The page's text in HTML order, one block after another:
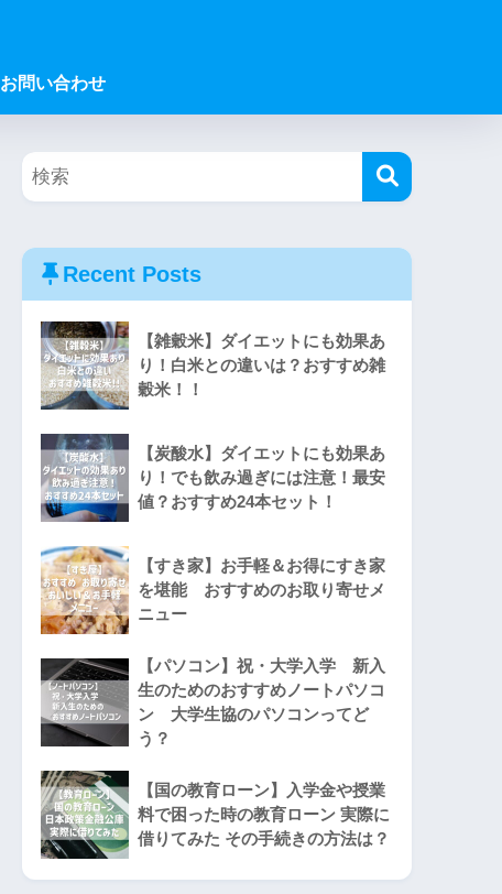
お問い合わせ
Recent Posts
【雑穀米】ダイエットにも効果あ
り！白米との違いは？おすすめ雑
穀米！！
【炭酸水】ダイエットにも効果あ
り！でも飲み過ぎには注意！最安
値？おすすめ24本セット！
【すき家】お手軽＆お得にすき家
を堪能 おすすめのお取り寄せメ
ニュー
【パソコン】祝・大学入学 新入
生のためのおすすめノートパソコ
ン 大学生協のパソコンってど
う？
【国の教育ローン】入学金や授業
料で困った時の教育ローン 実際に
借りてみた その手続きの方法は？